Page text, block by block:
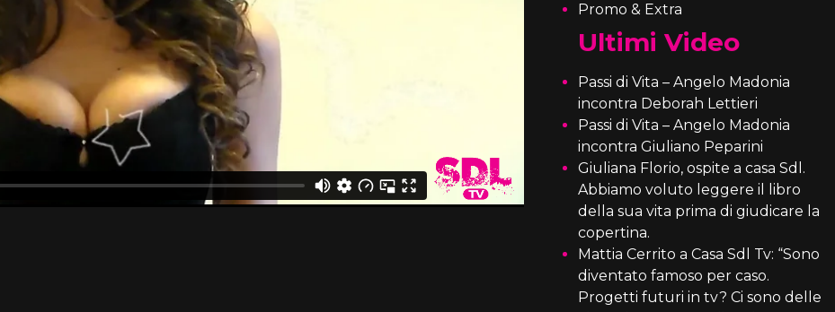
Promo & Extra
Ultimi Video
Passi di Vita – Angelo Madonia
incontra Deborah Lettieri
Passi di Vita – Angelo Madonia
incontra Giuliano Peparini
Giuliana Florio, ospite a casa Sdl.
Abbiamo voluto leggere il libro
della sua vita prima di giudicare la
copertina.
Mattia Cerrito a Casa Sdl Tv: “Sono
diventato famoso per caso.
Progetti futuri in tv? Ci sono delle